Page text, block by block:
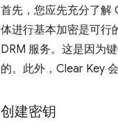
首先，您应先充分了解
体进行基本加密是可行
DRM 服务。这是因为
的。此外，Clear Key
创建密钥